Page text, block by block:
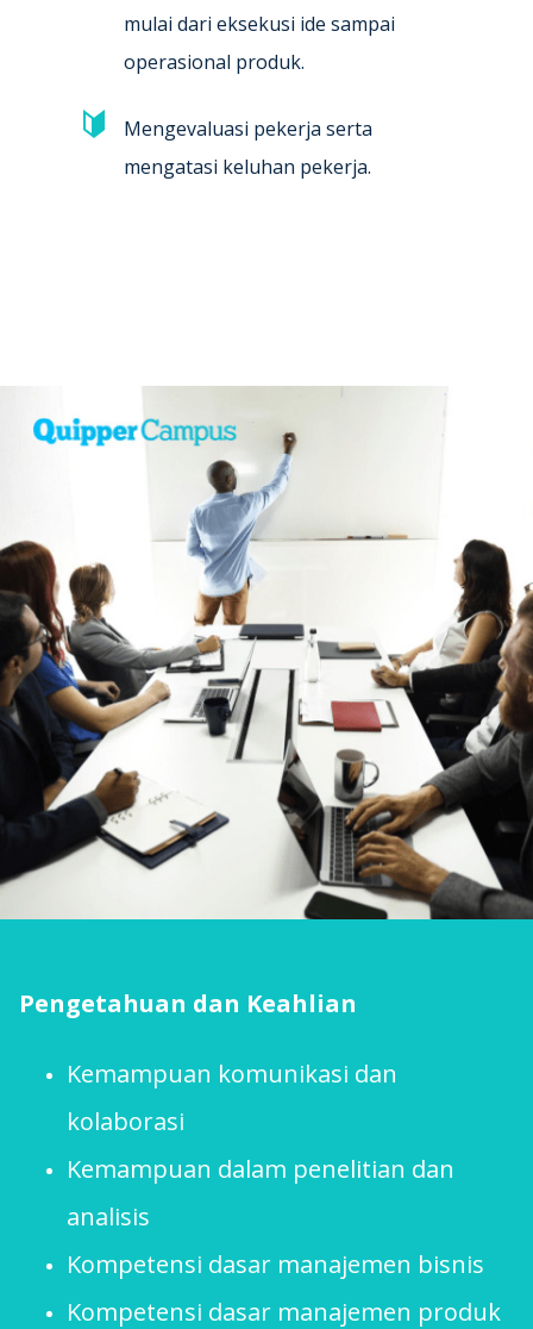
mulai dari eksekusi ide sampai
operasional produk.
Mengevaluasi pekerja serta
mengatasi keluhan pekerja.
Pengetahuan dan Keahlian
Kemampuan komunikasi dan
kolaborasi
Kemampuan dalam penelitian dan
analisis
Kompetensi dasar manajemen bisnis
Kompetensi dasar manajemen produk